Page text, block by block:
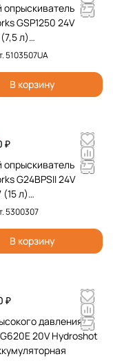
GSP1250 24V
л)
5103507UA
В корзину
₽
24V
л)
5300307
В корзину
₽
давления
20V Hydroshot